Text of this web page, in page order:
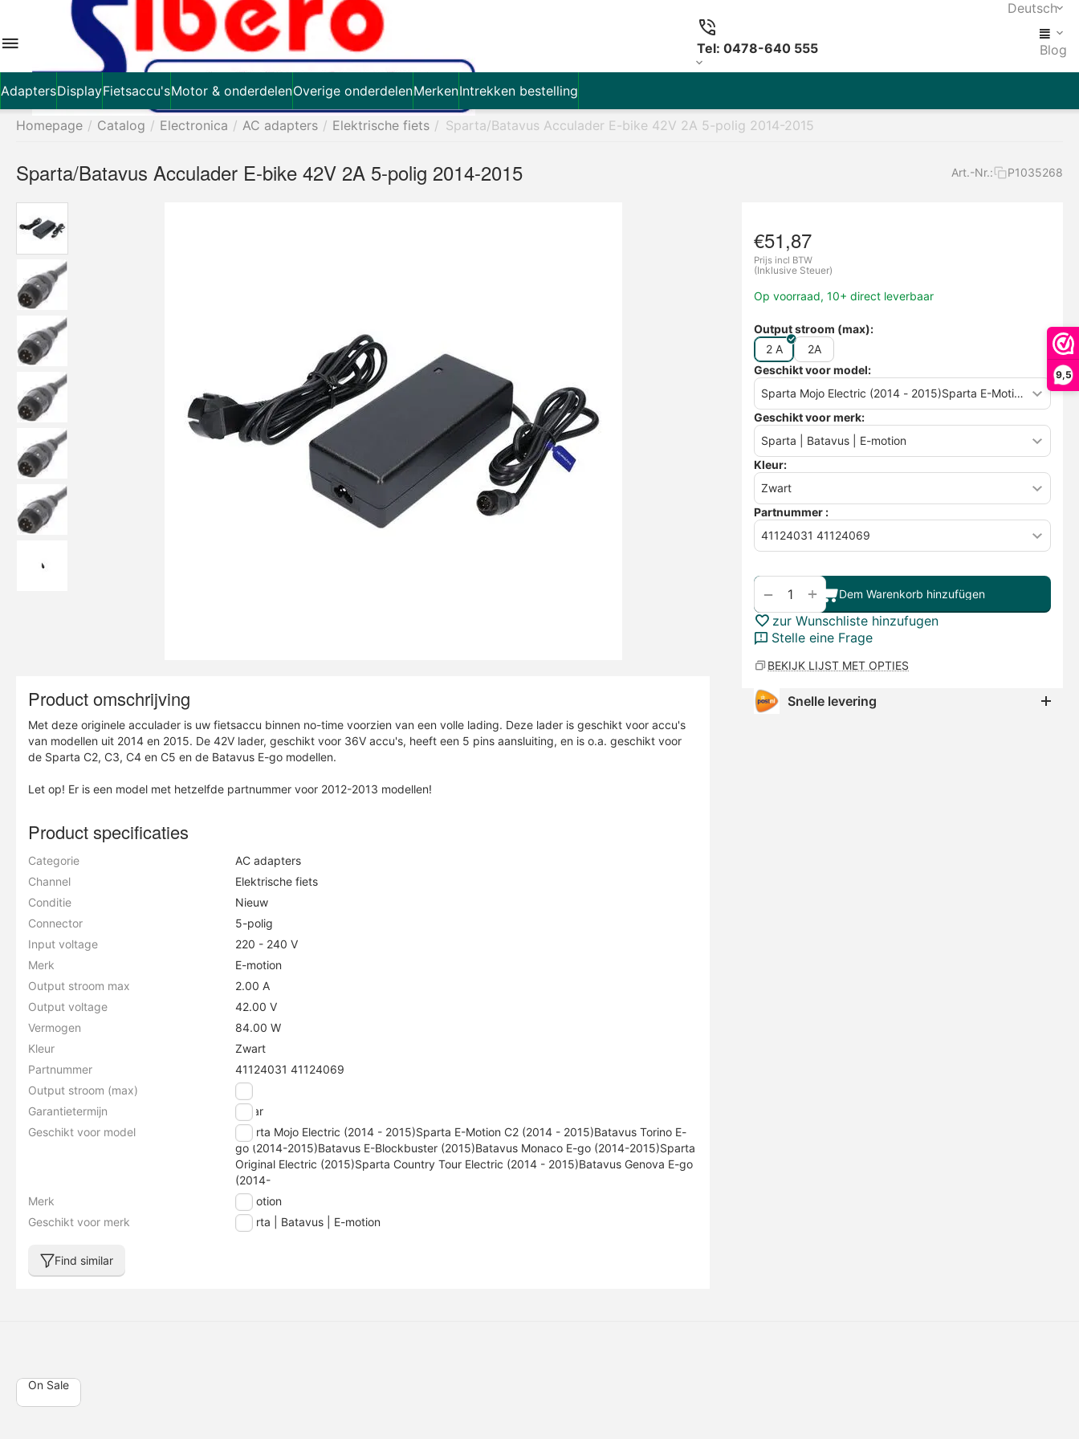
9,5
Deutsch
Tel: 0478-640 555 Blog
AdaptersDisplayFietsaccu'sMotor & onderdelenOverige onderdelenMerkenIntrekken bestelling
Homepage / Catalog / Electronica / AC adapters / Elektrische fiets / Sparta/Batavus Acculader E-bike 42V 2A 5-polig 2014-2015
Sparta/Batavus Acculader E-bike 42V 2A 5-polig 2014-2015 Art.-Nr.: P1035268
€51,87
Prijs incl BTW
(Inklusive Steuer)
Op voorraad, 10+ direct leverbaar
Output stroom (max):
2 A
2A
Geschikt voor model:
Geschikt voor merk:
Kleur:
Partnummer :
+
− Dem Warenkorb hinzufügen
zur Wunschliste hinzufugen
Stelle eine Frage
BEKIJK LIJST MET OPTIES
Snelle levering
Product omschrijving
Met deze originele acculader is uw fietsaccu binnen no-time voorzien van een volle lading. Deze lader is geschikt voor accu's
van modellen uit 2014 en 2015. De 42V lader, geschikt voor 36V accu's, heeft een 5 pins aansluiting, en is o.a. geschikt voor
de Sparta C2, C3, C4 en C5 en de Batavus E-go modellen.
Let op! Er is een model met hetzelfde partnummer voor 2012-2013 modellen!
Product specificaties
Categorie
AC adapters
Channel
Elektrische fiets
Conditie
Nieuw
Connector
5-polig
Input voltage
220 - 240 V
Merk
E-motion
Output stroom max
2.00 A
Output voltage
42.00 V
Vermogen
84.00 W
Kleur
Zwart
Partnummer
41124031 41124069
Output stroom (max)
2 A
Garantietermijn
1 jaar
Geschikt voor model
Sparta Mojo Electric (2014 - 2015)Sparta E-Motion C2 (2014 - 2015)Batavus Torino E-
go (2014-2015)Batavus E-Blockbuster (2015)Batavus Monaco E-go (2014-2015)Sparta
Original Electric (2015)Sparta Country Tour Electric (2014 - 2015)Batavus Genova E-go
(2014-
Merk
E-motion
Geschikt voor merk
Sparta | Batavus | E-motion
Find similar
On Sale